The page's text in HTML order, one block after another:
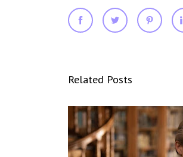
Related Posts